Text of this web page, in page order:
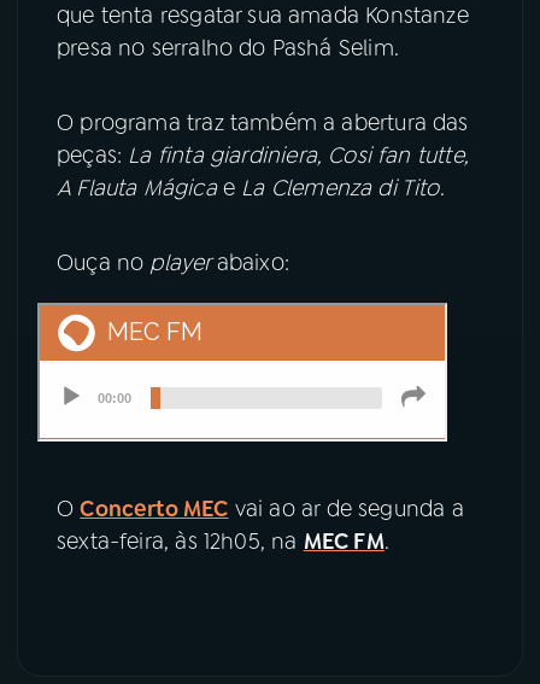
TikTok
que tenta resgatar sua amada Konstanze
presa no serralho do Pashá Selim.
O programa traz também a abertura das
peças: La finta giardiniera, Cosi fan tutte,
A Flauta Mágicae La Clemenza di Tito.
Ouça no playerabaixo:
OConcerto MEC vai ao ar de segunda a
sexta-feira, às 12h05, na MEC FM.